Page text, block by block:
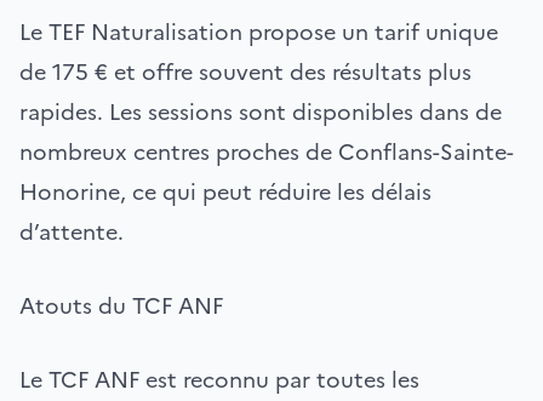
Le TEF Naturalisation propose un tarif unique
de 175 € et offre souvent des résultats plus
rapides. Les sessions sont disponibles dans de
nombreux centres proches de Conflans-Sainte-
Honorine, ce qui peut réduire les délais
d’attente.
Atouts du TCF ANF
Le TCF ANF est reconnu par toutes les